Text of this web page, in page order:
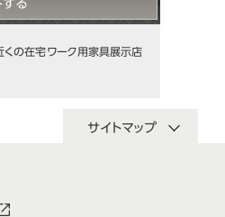
する
くの在宅ワーク用家具展示店
サイトマップ